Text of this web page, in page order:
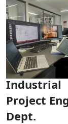
Industrial
Project
Dept.